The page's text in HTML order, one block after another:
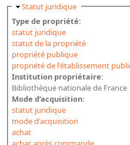
Dépôt de la Commission de
Appels
Appel à chercheurs : bourse
Appel à projets
Recherche de sujets de
Faire une suggestion de
Masquer
Statut juridique
Type de propriété:
statut juridique
statut de la propriété
propriété publique
propriété de l'établissement
Institution propriétaire:
Bibliothèque nationale de France
Mode d’acquisition:
statut juridique
mode d'acquisition
achat